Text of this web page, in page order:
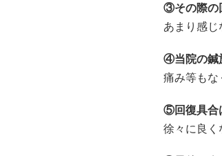
③その際の
あまり感じ
④当院の鍼
痛み等もな
⑤回復具合
徐々に良く